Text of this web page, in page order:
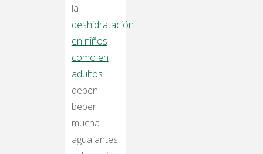
la
deshidratación
en niños
como en
adultos
deben
beber
mucha
agua antes